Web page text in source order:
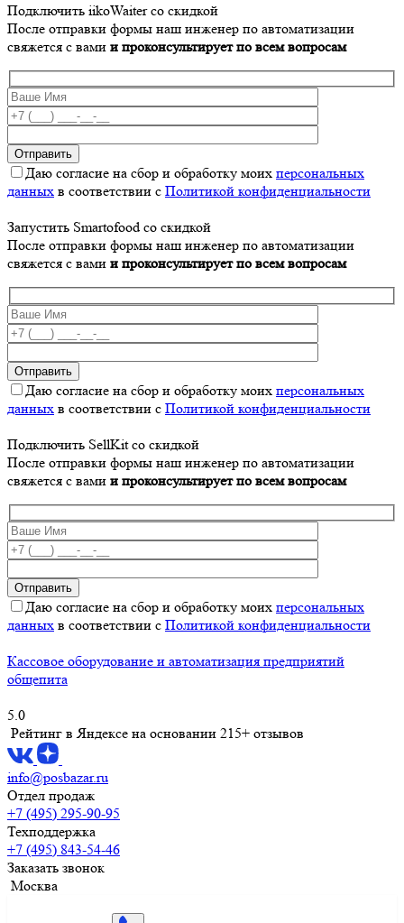
Подключить iikoWaiter со скидкой
После отправки формы наш инженер по автоматизации
свяжется с вами и проконсультирует по всем вопросам
Даю согласие на сбор и обработку моих персональных
данных в соответствии с Политикой конфиденциальности
Запустить Smartofood со скидкой
После отправки формы наш инженер по автоматизации
свяжется с вами и проконсультирует по всем вопросам
Даю согласие на сбор и обработку моих персональных
данных в соответствии с Политикой конфиденциальности
Подключить SellKit со скидкой
После отправки формы наш инженер по автоматизации
свяжется с вами и проконсультирует по всем вопросам
Даю согласие на сбор и обработку моих персональных
данных в соответствии с Политикой конфиденциальности
Кассовое оборудование и автоматизация предприятий
общепита
5.0
Рейтинг в Яндексе на основании 215+ отзывов
info@posbazar.ru
Отдел продаж
+7 (495) 295-90-95
Техподдержка
+7 (495) 843-54-46
Заказать звонок
Москва